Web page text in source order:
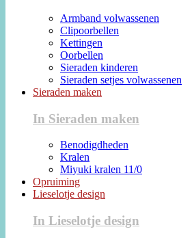
Armband volwassenen
Clipoorbellen
Kettingen
Oorbellen
Sieraden kinderen
Sieraden setjes volwassenen
Sieraden maken
In Sieraden maken
Benodigdheden
Kralen
Miyuki kralen 11/0
Opruiming
Lieselotje design
In Lieselotje design